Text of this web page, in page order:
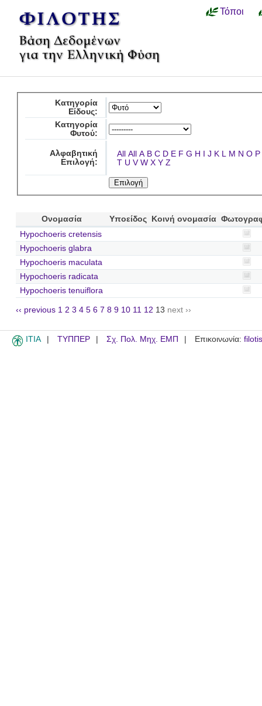
Τόποι
Κατηγορία
Είδους:
Κατηγορία
Φυτού:
Αλφαβητική
Επιλογή:
All All A B C D E F G H I J K L M N O P
T U V W X Y Z
Ονομασία Υποείδος Κοινή ονομασία
Hypochoeris cretensis
Hypochoeris glabra
Hypochoeris maculata
Hypochoeris radicata
Hypochoeris tenuiflora
‹‹ previous 1 2 3 4 5 6 7 8 9 10 11 12 13 next ››
ITIA ΤΥΠΠΕΡ Σχ. Πολ. Μηχ. ΕΜΠ Επικοινωνία: